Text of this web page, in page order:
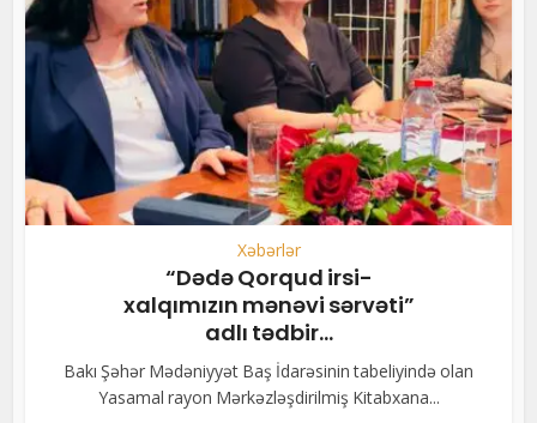
Xəbərlər
“Dədə Qorqud irsi-
xalqımızın mənəvi sərvəti”
adlı tədbir...
Bakı Şəhər Mədəniyyət Baş İdarəsinin tabeliyində olan
Yasamal rayon Mərkəzləşdirilmiş Kitabxana...